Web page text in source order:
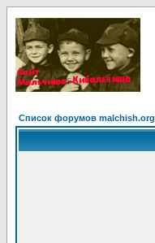
Список форумов malchish.org